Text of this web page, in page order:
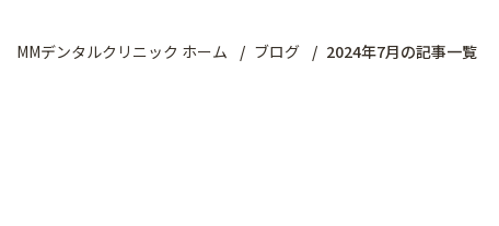
MMデンタルクリニック ホーム ブログ 2024年7月の記事一覧